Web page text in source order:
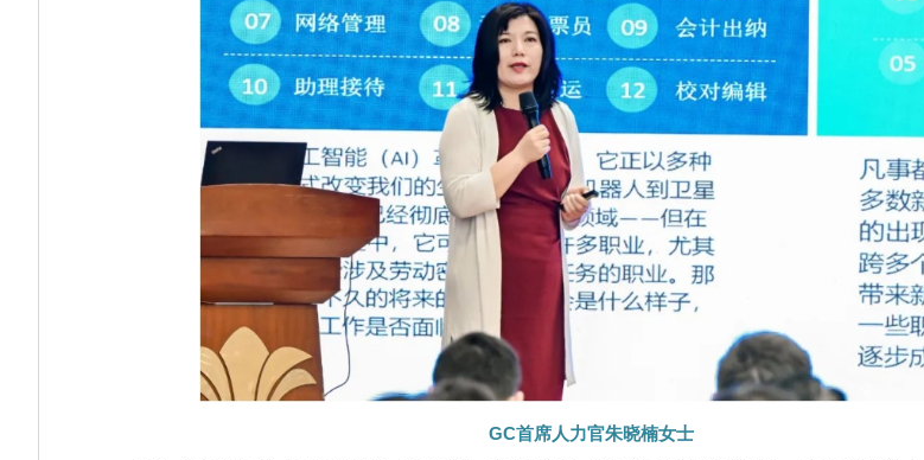
GC首席人力官朱晓楠女士